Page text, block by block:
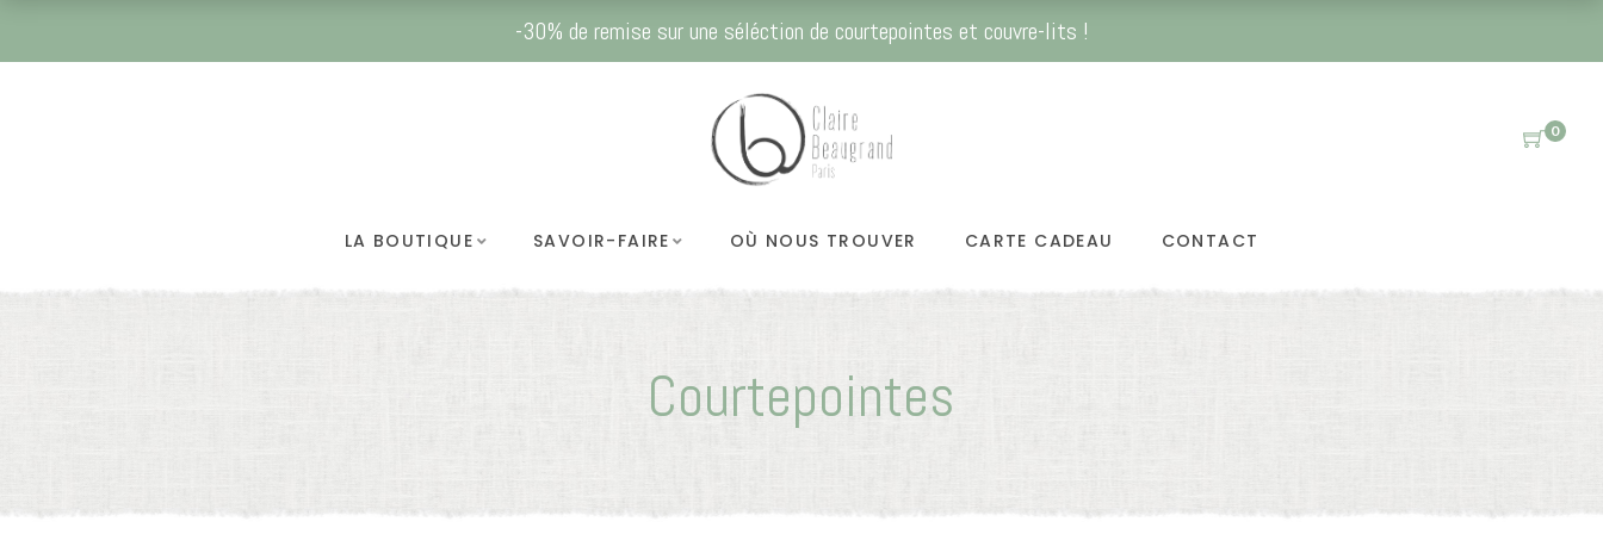
-30% de remise sur une séléction de courtepointes et couvre-lits !
0
LA BOUTIQUE SAVOIR-FAIRE OÙ NOUS TROUVER CARTE CADEAU CONTACT
Courtepointes